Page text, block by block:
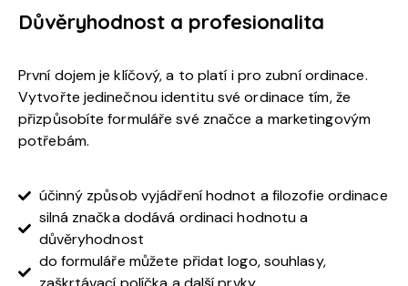
Důvěryhodnost a profesionalita
První dojem je klíčový, a to platí i pro zubní ordinace.
Vytvořte jedinečnou identitu své ordinace tím, že
přizpůsobíte formuláře své značce a marketingovým
potřebám.
účinný způsob vyjádření hodnot a filozofie ordinace
silná značka dodává ordinaci hodnotu a
důvěryhodnost
do formuláře můžete přidat logo, souhlasy,